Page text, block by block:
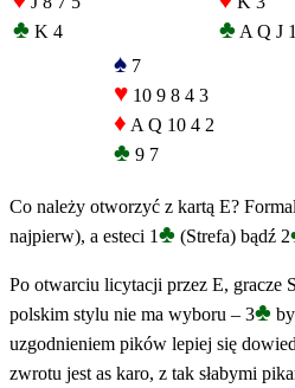
♣ K 4 ♣ A Q J
♠ 7
♥ 10 9 8 4 3
♦ A Q 10 4 2
♣ 9 7
Co należy otworzyć z kartą E?
najpierw), a esteci 1♣ (Strefa) bądź 2
Po otwarciu licytacji przez E, gracze
polskim stylu nie ma wyboru – 3♣
uzgodnieniem pików lepiej się
zwrotu jest as karo, z tak słabymi